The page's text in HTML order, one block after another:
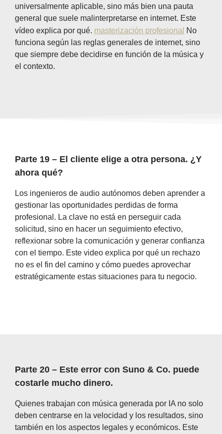
universalmente aplicable, sino más bien una pauta
general que suele malinterpretarse en internet. Este
vídeo explica por qué. masterización profesional
No
funciona según las reglas generales de internet, sino
que siempre debe decidirse en función de la música y
el contexto.
Parte 19 – El cliente elige a otra persona. ¿Y
ahora qué?
Los ingenieros de audio autónomos deben aprender a
gestionar las oportunidades perdidas de forma
profesional. La clave no está en perseguir cada
solicitud, sino en hacer un seguimiento efectivo,
reflexionar sobre la comunicación y generar confianza
con el tiempo. Este video explica por qué un rechazo
no es el fin del camino y cómo puedes aprovechar
estratégicamente estas situaciones para tu negocio.
Parte 20 – Este error con Suno & Co. puede
costarle mucho dinero.
Quienes trabajan con música generada por IA no solo
deben centrarse en la velocidad y los resultados, sino
también en los aspectos legales y económicos. Este